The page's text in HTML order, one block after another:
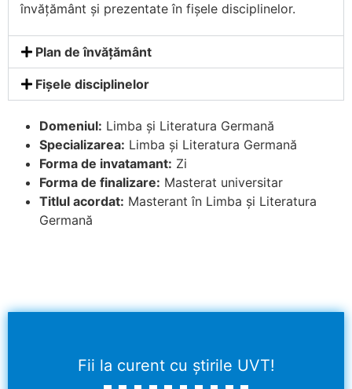
învățământ și prezentate în fișele disciplinelor.
Plan de învățământ
Fișele disciplinelor
Domeniul: Limba și Literatura Germană
Specializarea: Limba și Literatura Germană
Forma de invatamant: Zi
Forma de finalizare: Masterat universitar
Titlul acordat: Masterant în Limba și Literatura
Germană
Fii la curent cu știrile UVT!